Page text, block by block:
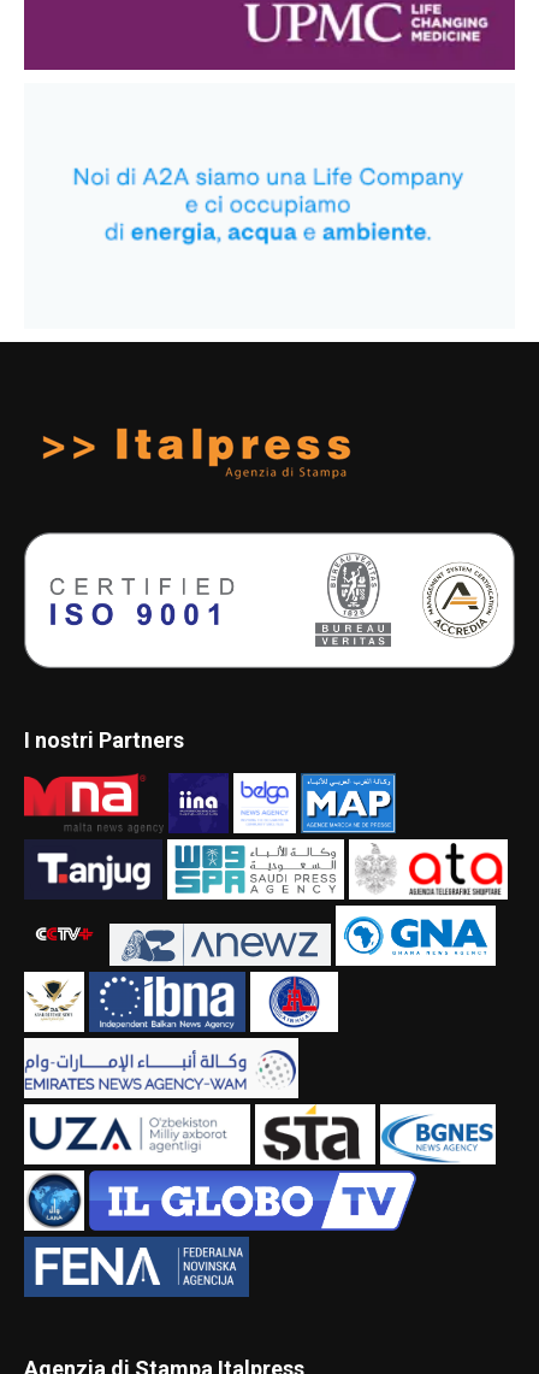
I nostri Partners